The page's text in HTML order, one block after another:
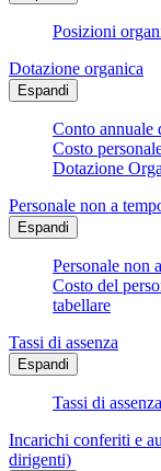
Posizioni
Dotazione organica
Espandi
Conto annuale
Costo
Dotazione
Personale non a
Espandi
Personale non
Costo del
tabellare
Tassi di assenza
Espandi
Tassi di assenza
Incarichi conferiti e
dirigenti)